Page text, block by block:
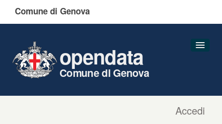
Comune di Genova
Accedi
opendata
Comune di Genova